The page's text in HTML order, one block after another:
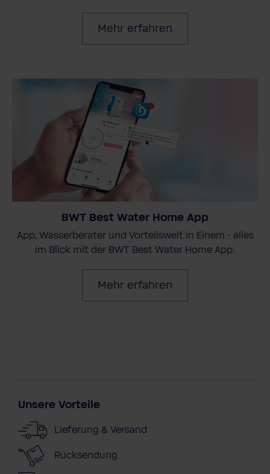
Mehr erfahren
BWT Best Water Home App
App, Wasserberater und Vorteilswelt in Einem - alles
im Blick mit der BWT Best Water Home App.
Mehr erfahren
Unsere Vorteile
Lieferung & Versand
Rücksendung